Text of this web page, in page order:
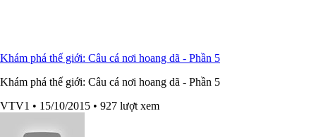
Khám phá thế giới: Câu cá nơi hoang dã - Phần 5
Khám phá thế giới: Câu cá nơi hoang dã - Phần 5
VTV1 • 15/10/2015 • 927 lượt xem